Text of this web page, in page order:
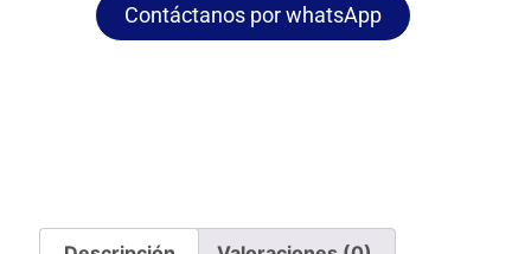
Contáctanos por whatsApp